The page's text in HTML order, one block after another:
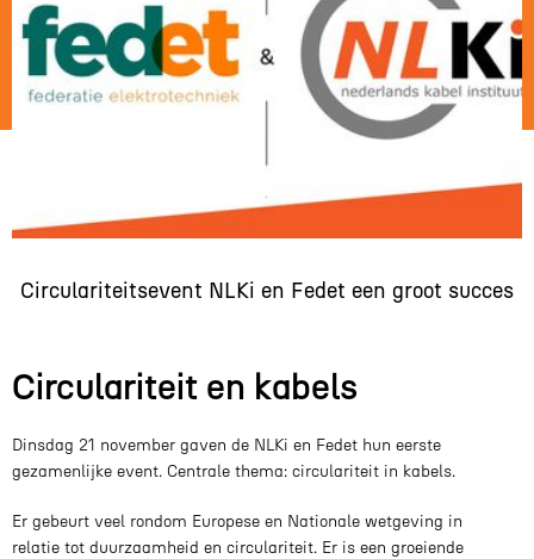
Circulariteitsevent NLKi en Fedet een groot succes
Circulariteit en kabels
Dinsdag 21 november gaven de NLKi en Fedet hun eerste
gezamenlijke event. Centrale thema: circulariteit in kabels.
Er gebeurt veel rondom Europese en Nationale wetgeving in
relatie tot duurzaamheid en circulariteit. Er is een groeiende